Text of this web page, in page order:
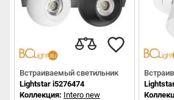
Встраиваемый светильник
Lightstar i5276474
Коллекция: Intero new